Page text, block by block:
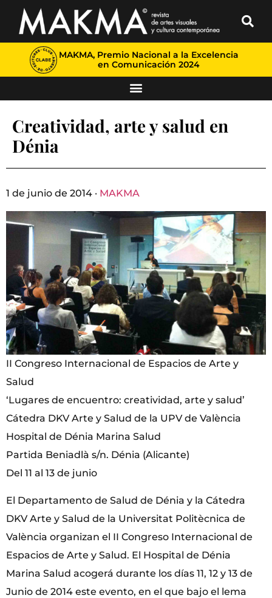
MAKMA, Premio Nacional a la Excelencia
en Comunicación 2024
Creatividad, arte y salud en
Dénia
1 de junio de 2014 · MAKMA
II Congreso Internacional de Espacios de Arte y
Salud
‘Lugares de encuentro: creatividad, arte y salud’
Cátedra DKV Arte y Salud de la UPV de València
Hospital de Dénia Marina Salud
Partida Beniadlà s/n. Dénia (Alicante)
Del 11 al 13 de junio
El Departamento de Salud de Dénia y la Cátedra
DKV Arte y Salud de la Universitat Politècnica de
València organizan el II Congreso Internacional de
Espacios de Arte y Salud. El Hospital de Dénia
Marina Salud acogerá durante los días 11, 12 y 13 de
Junio de 2014 este evento, en el que bajo el lema